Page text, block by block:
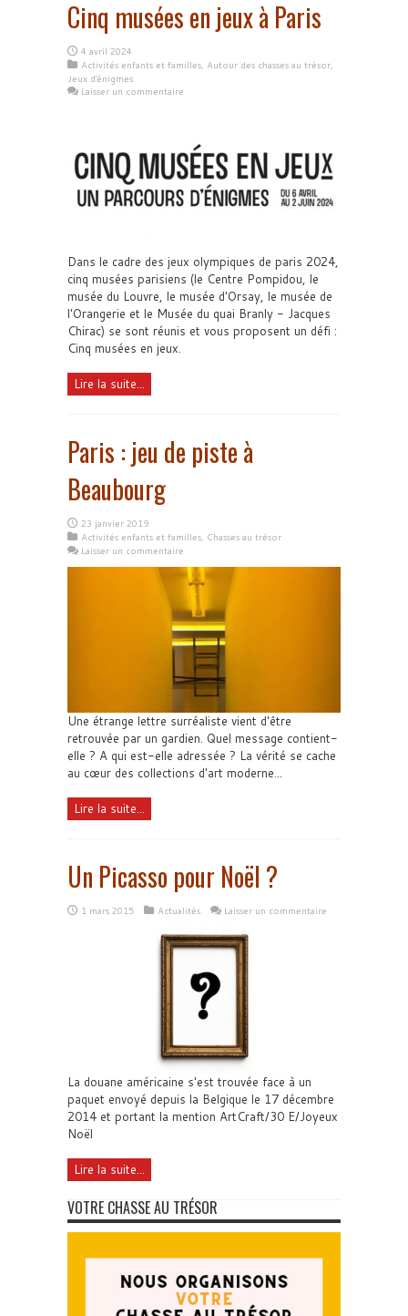
Cinq musées en jeux à Paris
4 avril 2024
Activités enfants et familles, Autour des chasses au trésor,
Jeux d'énigmes
Laisser un commentaire
Dans le cadre des jeux olympiques de paris 2024,
cinq musées parisiens (le Centre Pompidou, le
musée du Louvre, le musée d'Orsay, le musée de
l'Orangerie et le Musée du quai Branly - Jacques
Chirac) se sont réunis et vous proposent un défi :
Cinq musées en jeux.
Lire la suite...
Paris : jeu de piste à
Beaubourg
23 janvier 2019
Activités enfants et familles, Chasses au trésor
Laisser un commentaire
Une étrange lettre surréaliste vient d'être
retrouvée par un gardien. Quel message contient-
elle ? A qui est-elle adressée ? La vérité se cache
au cœur des collections d'art moderne...
Lire la suite...
Un Picasso pour Noël ?
1 mars 2015 Actualités Laisser un commentaire
La douane américaine s'est trouvée face à un
paquet envoyé depuis la Belgique le 17 décembre
2014 et portant la mention ArtCraft/30 E/Joyeux
Noël
Lire la suite...
VOTRE CHASSE AU TRÉSOR